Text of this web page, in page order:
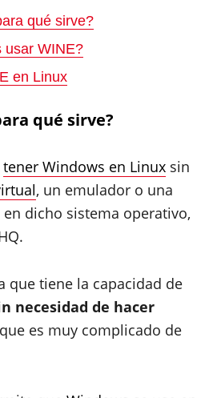
qué sirve?
usar WINE?
en Linux
qué sirve?
tener Windows en Linux sin
, un emulador o una
dicho sistema operativo,
que tiene la capacidad de
necesidad de hacer
es muy complicado de